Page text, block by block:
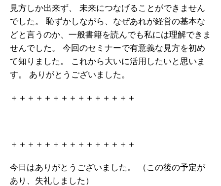
見方しか出来ず、 未来につなげることができません
でした。
恥ずかしながら、なぜあれが経営の基本な
どと言うのか、一般書籍を読んでも私には理解できま
せんでした。
今回のセミナーで有意義な見方を初め
て知りました。
これから大いに活用したいと思いま
す。
ありがとうございました。
＋＋＋＋＋＋＋＋＋＋＋＋＋＋＋
＋＋＋＋＋＋＋＋＋＋＋＋＋＋＋
今日はありがとうございました。
（この後の予定が
あり、失礼しました）